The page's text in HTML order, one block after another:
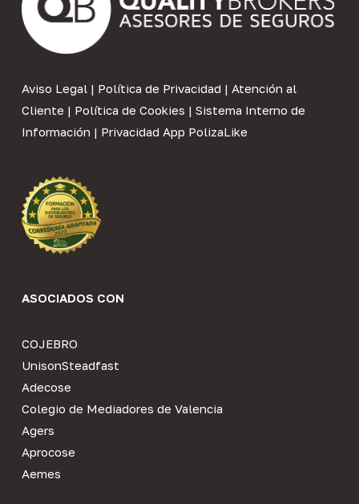
Aviso Legal| Política de Privacidad | Atención al
Cliente | Política de Cookies | Sistema Interno de
Información | Privacidad App PolizaLike
ASOCIADOS CON
COJEBRO
UnisonSteadfast
Adecose
Colegio de Mediadores de Valencia
Agers
Aprocose
Aemes